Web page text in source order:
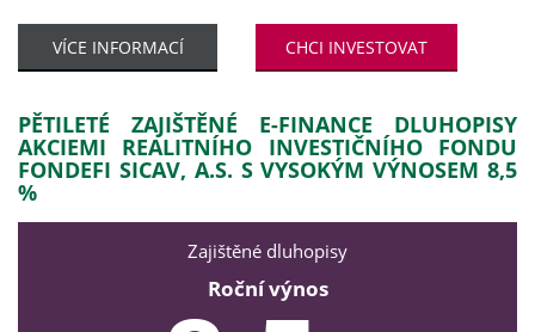
VÍCE INFORMACÍ CHCI INVESTOVAT
PĚTILETÉ ZAJIŠTĚNÉ E-FINANCE DLUHOPISY
AKCIEMI REALITNÍHO INVESTIČNÍHO FONDU
FONDEFI SICAV, A.S. S VYSOKÝM VÝNOSEM 8,5
%
Zajištěné dluhopisy
Roční výnos